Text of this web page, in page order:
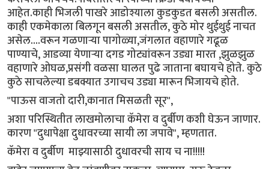
आहेत.काही भिजली पाखरे आडोश्याला कुडकुडत बसली असतील.
काही एकमेकाला बिलगून बसली असतील, कुठे मोर थुईथुई नाचत
असेल....वरून गळणाऱ्या पागोळ्या,जंगलात वहाणारे गढूळ
पाण्याचे, आडव्या येणाऱ्या दगड गोट्यांवरून उड्या मारत ,झुळझुळ
वहाणारे ओघळ,प्रसंगी वळसा घालत पुढे जाताना बघायचे होते. कुठे
कुठे साचलेल्या डबक्यात उगाचच उड्या मारून भिजायचे होते.
"पाऊस वाजतो दारी,कानात मिसळती सूर",
अशा परिस्थितीत लाखमोलाचा कॅमेरा व दुर्बीण कशी घेऊन जाणार.
कारण "दुधापेक्षा दुधावरच्या सायी ला जपावे", म्हणतात.
कॅमेरा व दुर्बीण माझ्यासाठी दुधावरची साय च ना!!!!!